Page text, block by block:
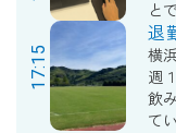
と
17:15
退
横
週
飲
て